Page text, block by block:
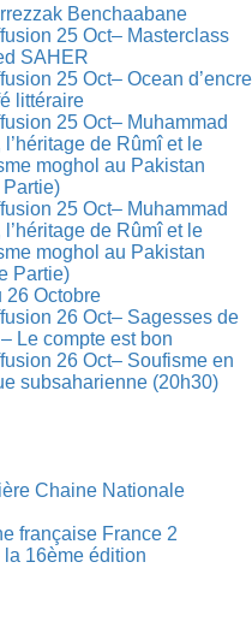
Benchaabane
25 Oct– Masterclass
SAHER
25 Oct– Ocean d’encre
littéraire
25 Oct– Muhammad
l’héritage de Rûmî et le
moghol au Pakistan
Partie)
25 Oct– Muhammad
l’héritage de Rûmî et le
moghol au Pakistan
Partie)
26 Octobre
26 Oct– Sagesses de
Le compte est bon
26 Oct– Soufisme en
subsaharienne (20h30)
Chaine Nationale
française France 2
la 16ème édition